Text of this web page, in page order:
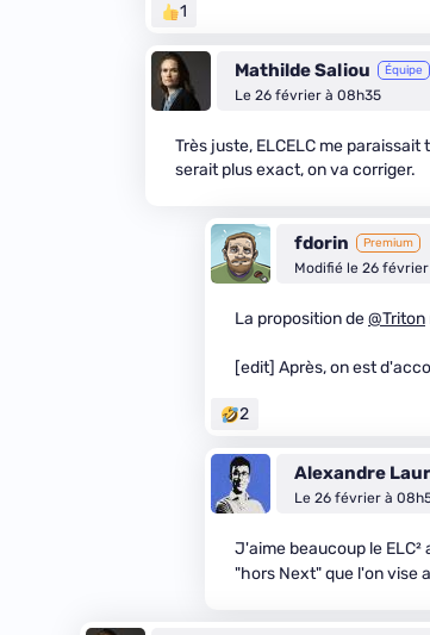
1
Mathilde Saliou Équipe
Le 26 février à 08h35
Très juste, ELCELC me
serait plus exact, on va corriger.
fdorin Premium
Modifié le 26
La proposition de@Triton
[edit] Après, on est
2
Alexandre
Le 26 février à
J'aime beaucoup le
"hors Next" que l'on vise